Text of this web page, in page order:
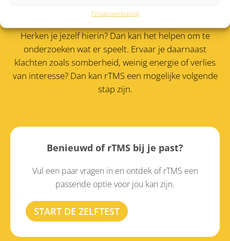
Privacyverklaring
Herken je jezelf hierin? Dan kan het helpen om te
onderzoeken wat er speelt. Ervaar je daarnaast
klachten zoals somberheid, weinig energie of verlies
van interesse? Dan kan rTMS een mogelijke volgende
stap zijn.
Benieuwd of rTMS bij je past?
Vul een paar vragen in en ontdek of rTMS een
passende optie voor jou kan zijn.
START DE ZELFTEST